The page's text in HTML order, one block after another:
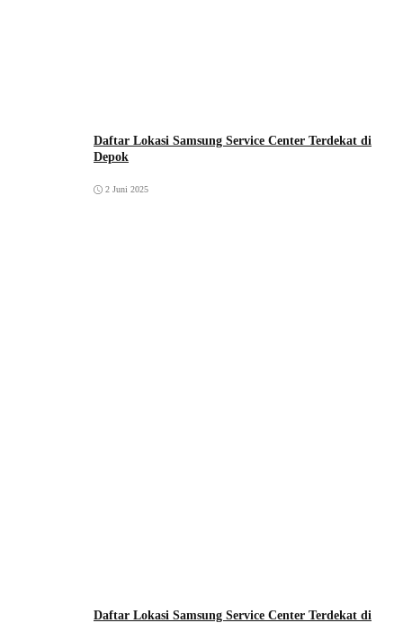
Daftar Lokasi Samsung Service Center Terdekat di
Depok
2 Juni 2025
Daftar Lokasi Samsung Service Center Terdekat di